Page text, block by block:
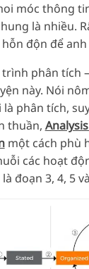
móc thông
là nhiều.
độn để
phân tích
này. Nói
phân tích,
thuần,
một cách phù
các hoạt
đoạn 3, 4, 5